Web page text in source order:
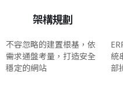
架構規劃
不容忽略的建置根基，依
需求通盤考量，打造安全
穩定的網站
統
部